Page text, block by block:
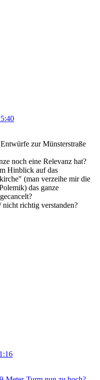
zur Münsterstraße
noch eine Relevanz hat?
Hinblick auf das
(man verzeihe mir die
das ganze
nicht richtig verstanden?